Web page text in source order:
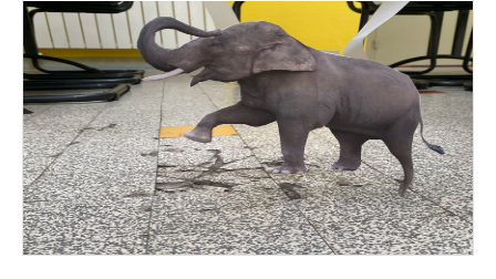
Image
de
couverture
(conseillée)